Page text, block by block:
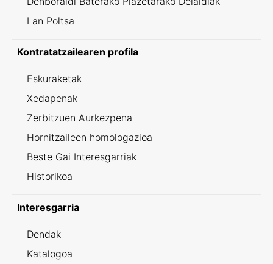
Lan Poltsa
Kontratatzailearen profila
Eskuraketak
Xedapenak
Zerbitzuen Aurkezpena
Hornitzaileen homologazioa
Beste Gai Interesgarriak
Historikoa
Interesgarria
Dendak
Katalogoa